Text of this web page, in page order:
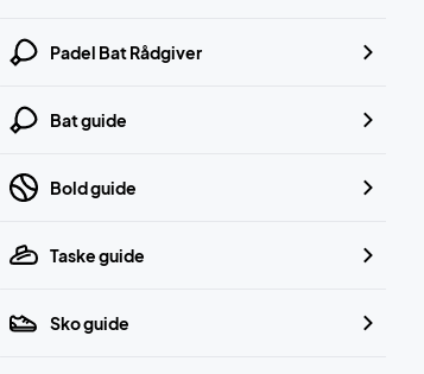
Padel Bat Rådgiver
Bat guide
Bold guide
Taske guide
Sko guide